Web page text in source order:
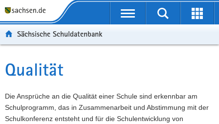
t
ü
e
r
g
r
l
a
v
i
a
t
n
h
a
W
t
r
e
I
r
i
c
e
Portalübergreifende
Suche
Sächsische Schuldatenbank
Hauptinhalt
Qualität
Die Ansprüche an die Qualität einer Schule sind erkennbar am
Schulprogramm, das in Zusammenarbeit und Abstimmung mit der
Schulkonferenz entsteht und für die Schulentwicklung von